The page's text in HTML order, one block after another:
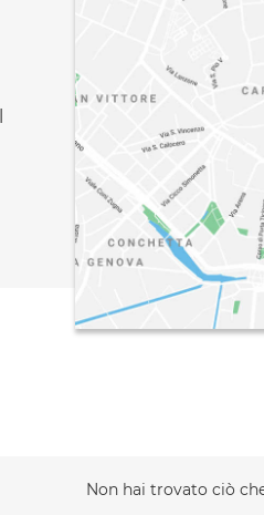
Non hai trovato ciò